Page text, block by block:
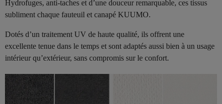
Hydrofuges, anti-taches et d’une douceur remarquable, ces tissus
subliment chaque fauteuil et canapé KUUMO.
Dotés d’un traitement UV de haute qualité, ils offrent une
excellente tenue dans le temps et sont adaptés aussi bien à un usage
intérieur qu’extérieur, sans compromis sur le confort.